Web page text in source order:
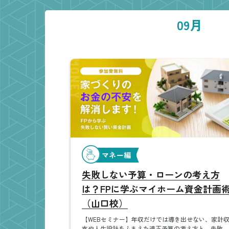
09月
マネー編
失敗しない予算・ローンの考え方
は？FPに学ぶマイホーム資金計画
（山口校）
【WEBセミナー】年収だけでは導き出せない、家計収